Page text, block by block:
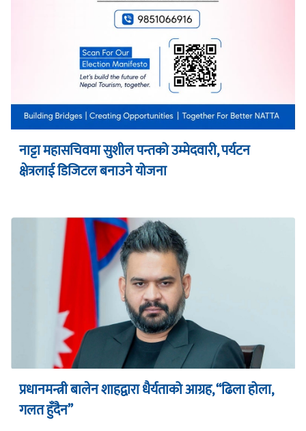
नाट्टा महासचिवमा सुशील पन्तको उम्मेदवारी, पर्यटन
क्षेत्रलाई डिजिटल बनाउने योजना
प्रधानमन्त्री बालेन शाहद्वारा धैर्यताको आग्रह, “ढिला होला,
गलत हुँदैन”